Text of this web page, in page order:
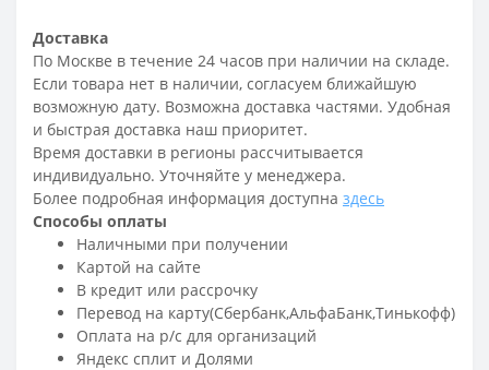
Доставка
По Москве в течение 24 часов при наличии на складе.
Если товара нет в наличии, согласуем ближайшую
возможную дату. Возможна доставка частями. Удобная
и быстрая доставка наш приоритет.
Время доставки в регионы рассчитывается
индивидуально. Уточняйте у менеджера.
Более подробная информация доступна здесь
Способы оплаты
Наличными при получении
Картой на сайте
В кредит или рассрочку
Перевод на карту(Сбербанк,АльфаБанк,Тинькофф)
Оплата на р/c для организаций
Яндекс сплит и Долями